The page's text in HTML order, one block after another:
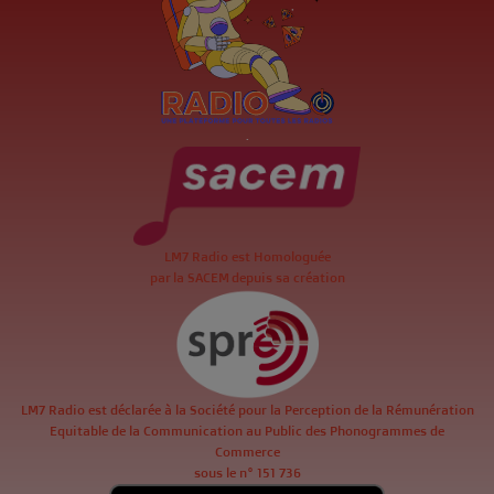
.
LM7 Radio est Homologuée
par la SACEM depuis sa création
LM7 Radio est déclarée à la Société pour la Perception de la Rémunération
Equitable de la Communication au Public des Phonogrammes de
Commerce
sous le n° 151 736